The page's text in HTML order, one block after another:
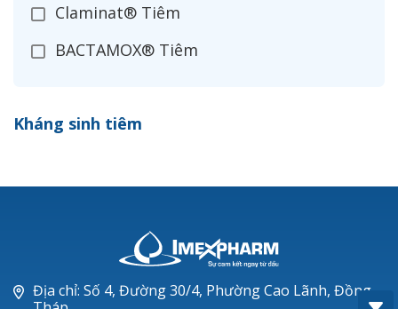
Claminat® Tiêm
BACTAMOX® Tiêm
Ceftizoxim®
Piperacillin
Kháng sinh tiêm
Địa chỉ: Số 4, Đường 30/4, Phường Cao Lãnh, Đồng